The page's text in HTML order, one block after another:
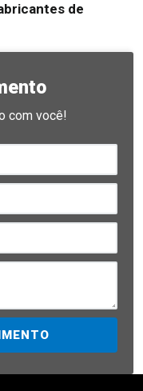
de
com você!